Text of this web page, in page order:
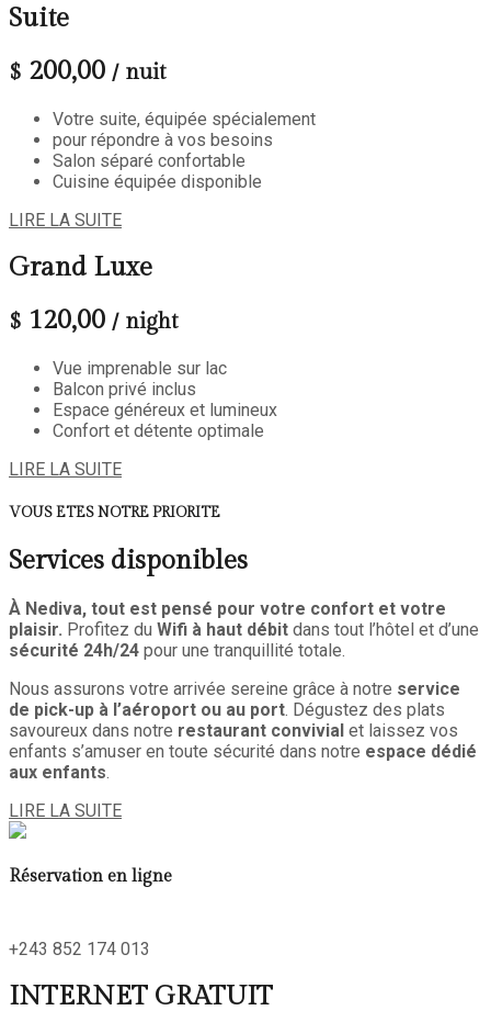
Suite
$ 200,00 / nuit
Votre suite, équipée spécialement
pour répondre à vos besoins
Salon séparé confortable
Cuisine équipée disponible
LIRE LA SUITE
Grand Luxe
$ 120,00 / night
Vue imprenable sur lac
Balcon privé inclus
Espace généreux et lumineux
Confort et détente optimale
LIRE LA SUITE
VOUS ETES NOTRE PRIORITE
Services disponibles
À Nediva, tout est pensé pour votre confort et votre
plaisir. Profitez du Wifi à haut débit dans tout l’hôtel et d’une
sécurité 24h/24 pour une tranquillité totale.
Nous assurons votre arrivée sereine grâce à notre service
de pick-up à l’aéroport ou au port. Dégustez des plats
savoureux dans notre restaurant convivial et laissez vos
enfants s’amuser en toute sécurité dans notre espace dédié
aux enfants.
LIRE LA SUITE
Réservation en ligne
+243 852 174 013
INTERNET GRATUIT